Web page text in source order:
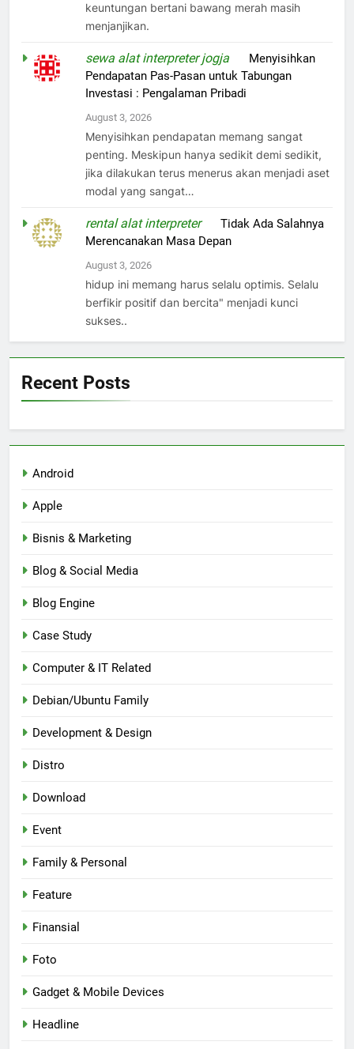
keuntungan bertani bawang merah masih
menjanjikan.
sewa alat interpreter jogja
Menyisihkan
Pendapatan Pas-Pasan untuk Tabungan
Investasi : Pengalaman Pribadi
August 3, 2026
Menyisihkan pendapatan memang sangat
penting. Meskipun hanya sedikit demi sedikit,
jika dilakukan terus menerus akan menjadi aset
modal yang sangat…
rental alat interpreteronTidak Ada Salahnya
Merencanakan Masa Depan
August 3, 2026
hidup ini memang harus selalu optimis. Selalu
berfikir positif dan bercita" menjadi kunci
sukses..
Recent Posts
Android
Apple
Bisnis & Marketing
Blog & Social Media
Blog Engine
Case Study
Computer & IT Related
Debian/Ubuntu Family
Development & Design
Distro
Download
Event
Family & Personal
Feature
Finansial
Foto
Gadget & Mobile Devices
Headline